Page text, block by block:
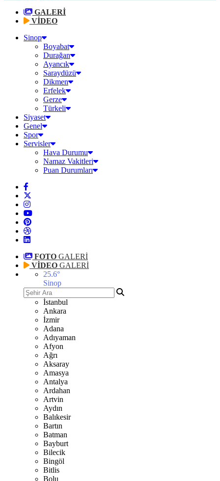
GALERİ
VİDEO
Sinop
Boyabat
Durağan
Ayancık
Saraydüzü
Dikmen
Erfelek
Gerze
Türkeli
Siyaset
Genel
Spor
Servisler
Hava Durumu
Namaz Vakitleri
Puan Durumları
FOTO GALERİ
VİDEO GALERİ
25.6°
Sinop
İstanbul
Ankara
İzmir
Adana
Adıyaman
Afyon
Ağrı
Aksaray
Amasya
Antalya
Ardahan
Artvin
Aydın
Balıkesir
Bartın
Batman
Bayburt
Bilecik
Bingöl
Bitlis
Bolu